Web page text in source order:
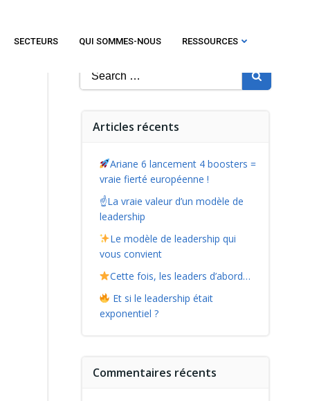
SECTEURS QUI SOMMES-NOUS RESSOURCES
Search
for:
Articles récents
Ariane 6 lancement 4 boosters =
vraie fierté européenne !
☝️La vraie valeur d’un modèle de
leadership
Le modèle de leadership qui
vous convient
Cette fois, les leaders d’abord…
Et si le leadership était
exponentiel ?
Commentaires récents